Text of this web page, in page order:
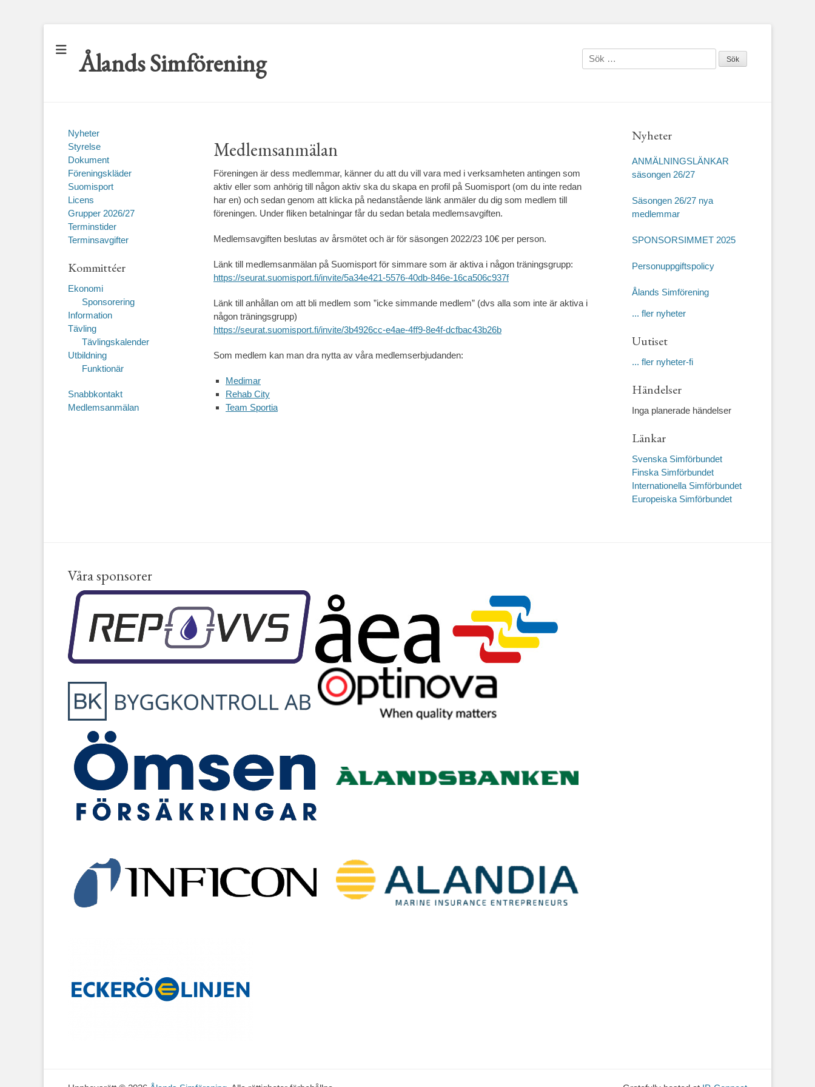
Ålands Simförening
Sök
efter:
Medlemsanmälan
Föreningen är dess medlemmar, känner du att du vill vara med i verksamheten antingen som
aktiv eller som anhörig till någon aktiv ska du skapa en profil på Suomisport (om du inte redan
har en) och sedan genom att klicka på nedanstående länk anmäler du dig som medlem till
föreningen. Under fliken betalningar får du sedan betala medlemsavgiften.
Medlemsavgiften beslutas av årsmötet och är för säsongen 2022/23 10€ per person.
Länk till medlemsanmälan på Suomisport för simmare som är aktiva i någon träningsgrupp:
https://seurat.suomisport.fi/invite/5a34e421-5576-40db-846e-16ca506c937f
Länk till anhållan om att bli medlem som ”icke simmande medlem” (dvs alla som inte är aktiva i
någon träningsgrupp)
https://seurat.suomisport.fi/invite/3b4926cc-e4ae-4ff9-8e4f-dcfbac43b26b
Som medlem kan man dra nytta av våra medlemserbjudanden:
Medimar
Rehab City
Team Sportia
Nyheter
ANMÄLNINGSLÄNKAR
säsongen 26/27
Säsongen 26/27 nya
medlemmar
SPONSORSIMMET 2025
Personuppgiftspolicy
Ålands Simförening
... fler nyheter
Uutiset
... fler nyheter-fi
Händelser
Inga planerade händelser
Länkar
Svenska Simförbundet
Finska Simförbundet
Internationella Simförbundet
Europeiska Simförbundet
Nyheter
Styrelse
Dokument
Föreningskläder
Suomisport
Licens
Grupper 2026/27
Terminstider
Terminsavgifter
Kommittéer
Ekonomi
Sponsorering
Information
Tävling
Tävlingskalender
Utbildning
Funktionär
Snabbkontakt
Medlemsanmälan
Våra sponsorer